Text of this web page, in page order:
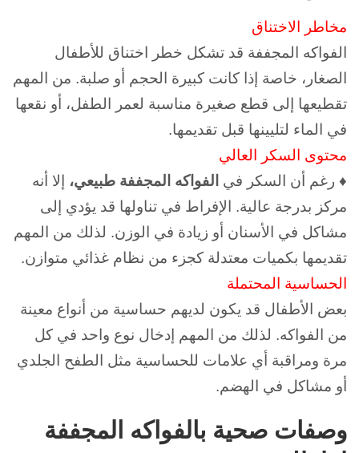
مخاطر الاختناق
الفواكه المجففة قد تشكل خطر اختناق للأطفال
الصغار، خاصة إذا كانت كبيرة الحجم أو صلبة. من المهم
تقطيعها إلى قطع صغيرة مناسبة لعمر الطفل، أو نقعها
في الماء لتليينها قبل تقديمها.
محتوى السكر العالي
♦ رغم أن السكر في الفواكه المجففة طبيعي، إلا أنه
مركز بدرجة عالية. الإفراط في تناولها قد يؤدي إلى
مشاكل في الأسنان أو زيادة في الوزن. لذلك من المهم
تقديمها بكميات معتدلة كجزء من نظام غذائي متوازن.
الحساسية المحتملة
بعض الأطفال قد يكون لديهم حساسية من أنواع معينة
من الفواكه. لذلك من المهم إدخال نوع واحد في كل
مرة ومراقبة أي علامات للحساسية مثل الطفح الجلدي
أو مشاكل في الهضم.
وصفات صحية بالفواكه المجففة